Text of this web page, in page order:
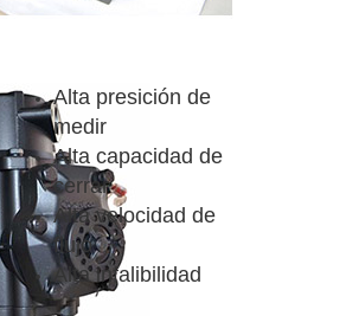
Alta presición de
medir
Alta capacidad de
cerrar
Alta velocidad de
flujo
Alta infalibilidad